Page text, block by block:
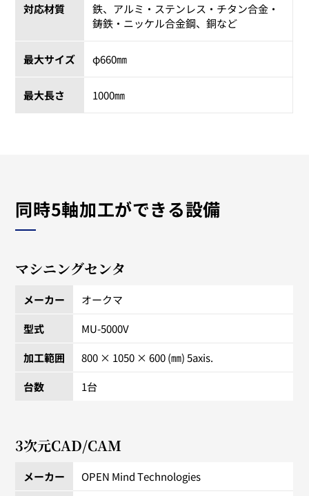
対応材質
鉄、アルミ・ステンレス・チタン合金・
鋳鉄・ニッケル合金鋼、銅など
最大サイズ φ660㎜
最大長さ 1000㎜
同時5軸加工ができる設備
マシニングセンタ
メーカー
オークマ
型式
MU-5000V
加工範囲
800 × 1050 × 600 (㎜) 5axis.
台数
1台
3次元CAD/CAM
メーカー
OPEN Mind Technologies